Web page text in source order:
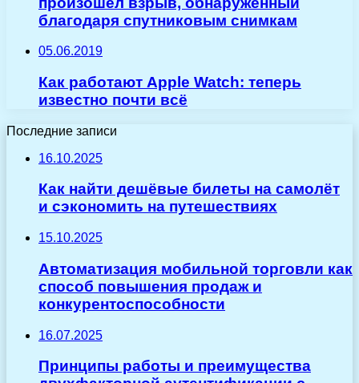
благодаря спутниковым снимкам
05.06.2019
Как работают Apple Watch: теперь
известно почти всё
Последние записи
16.10.2025
Как найти дешёвые билеты на самолёт
и сэкономить на путешествиях
15.10.2025
Автоматизация мобильной торговли как
способ повышения продаж и
конкурентоспособности
16.07.2025
Принципы работы и преимущества